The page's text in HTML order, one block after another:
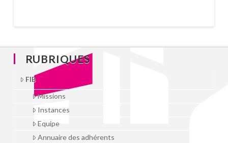
RUBRIQUES
FIB
Missions
Instances
Equipe
Annuaire des adhérents